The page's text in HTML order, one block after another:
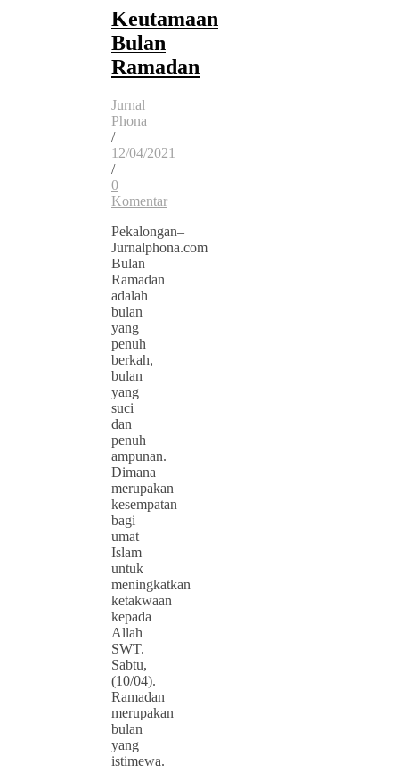
Keutamaan
Bulan
Ramadan
Jurnal
Phona
/
12/04/2021
/
0
Komentar
Pekalongan–
Jurnalphona.com
Bulan
Ramadan
adalah
bulan
yang
penuh
berkah,
bulan
yang
suci
dan
penuh
ampunan.
Dimana
merupakan
kesempatan
bagi
umat
Islam
untuk
meningkatkan
ketakwaan
kepada
Allah
SWT.
Sabtu,
(10/04).
Ramadan
merupakan
bulan
yang
istimewa.